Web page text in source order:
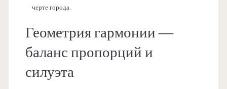
черте города.
Геометрия гармонии —
баланс пропорций и
силуэта